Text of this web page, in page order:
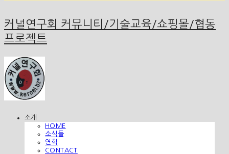
커널연구회 커뮤니티/기술교육/쇼핑몰/협동
프로젝트
소개
HOME
소식들
연혁
CONTACT